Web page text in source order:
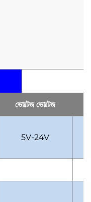
ভোল্টেজভোল্টেজ
5V-24V